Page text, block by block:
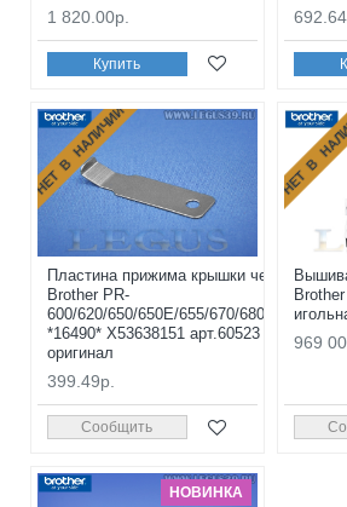
1 820.00р.
Купить
НЕТ В НАЛИЧИИ
Пластина прижима крышки челнока
Brother PR-
600/620/650/650E/655/670/680/1000e/
*16490* X53638151 арт.60523 (ORIGINAL)
оригинал
399.49р.
Сообщить
НЕТ В
969
НОВИНКА